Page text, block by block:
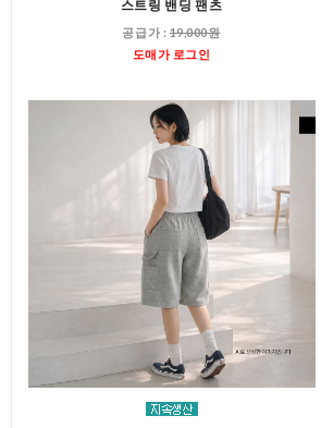
스트링 밴딩 팬츠
공급가 :19,000원
도매가 로그인